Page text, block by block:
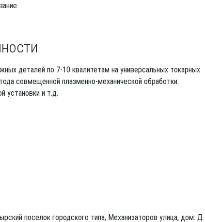
деталей по 7-10 квалитетам на универсальных токарных
совмещенной плазменно-механической обработки.
установки и т.д.
поселок городского типа, Механизаторов улица, дом: Д.